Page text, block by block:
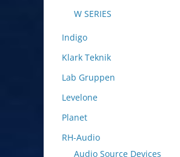
W SERIES
Indigo
Klark Teknik
Lab Gruppen
Levelone
Planet
RH-Audio
Audio Source Devices